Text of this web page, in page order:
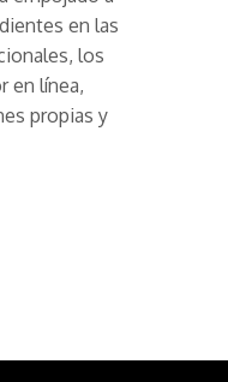
en las
los
en línea,
propias y